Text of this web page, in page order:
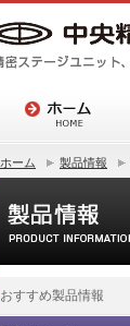
ホーム 製品情報
おすすめ製品情報